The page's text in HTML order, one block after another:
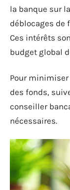
la banque sur
déblocages de
Ces intérêts
budget global
Pour
des fonds,
conseiller
nécessaires.